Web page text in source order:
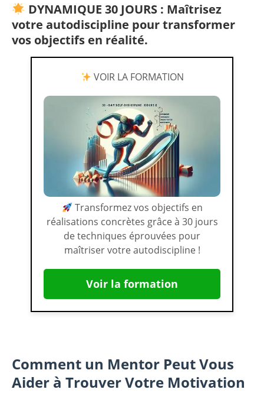
DYNAMIQUE 30 JOURS : Maîtrisez
votre autodiscipline pour transformer
vos objectifs en réalité.
VOIR LA FORMATION
Transformez vos objectifs en
réalisations concrètes grâce à 30 jours
de techniques éprouvées pour
maîtriser votre autodiscipline !
Voir la formation
Comment un Mentor Peut Vous
Aider à Trouver Votre Motivation